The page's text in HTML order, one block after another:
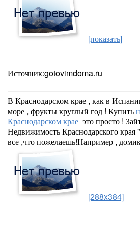
[показать]
Источник:gotovimdoma.ru
В Краснодарском крае , как в
море , фрукты круглый год ! Купить
Краснодарском крае это просто !
Недвижимость Краснодарского края
все ,что пожелаешь!Например ,
[288x384]